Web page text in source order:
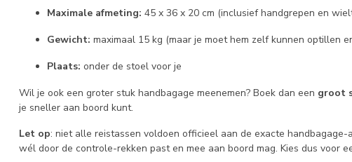
Maximale afmeting: 45 x 36 x 20 cm (inclusief handgrepen en
Gewicht: maximaal 15 kg (maar je moet hem zelf kunnen optillen
Plaats: onder de stoel voor je
Wil je ook een groter stuk handbagage meenemen? Boek dan een groot
je sneller aan boord kunt.
Let op: niet alle reistassen voldoen officieel aan de exacte
wél door de controle-rekken past en mee aan boord mag. Kies dus voor